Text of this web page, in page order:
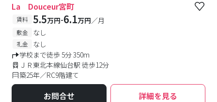
La Douceur宮町
賃料 5.5万円-6.1万円／月
敷金 なし
礼金
なし
学校まで徒歩 5分 350m
ＪＲ東北本線仙台駅 徒歩12分
築25年／RC9階建て
お問合せ 詳細を見る